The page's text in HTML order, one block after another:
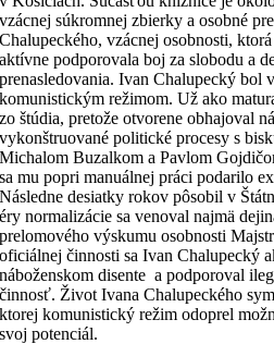
vzácnej súkromnej zbierky a osobné
Chalupeckého, vzácnej osobnosti,
aktívne podporovala boj za slobodu a
prenasledovania. Ivan Chalupecký bol
komunistickým režimom. Už ako
zo štúdia, pretože otvorene obhajoval
vykonštruované politické procesy s
Michalom Buzalkom a Pavlom
sa mu popri manuálnej práci podarilo
Následne desiatky rokov pôsobil v
éry normalizácie sa venoval najmä
prelomového výskumu osobnosti
oficiálnej činnosti sa Ivan Chalupecký
náboženskom disente a podporoval
činnosť. Život Ivana Chalupeckého
ktorej komunistický režim odoprel
svoj potenciál.